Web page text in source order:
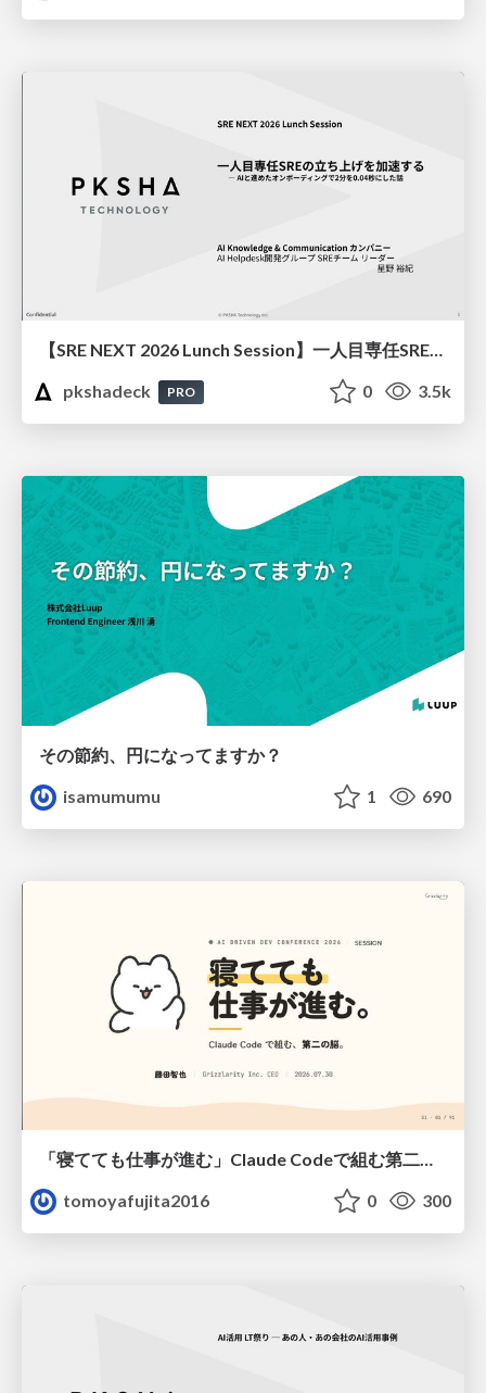
【SRE NEXT 2026 Lunch Session】一人目専任SREの立ち上げを加速する ― AIと進めたオンボーディングで2分を0.04秒にした話
pkshadeck
PRO 0 3.5k
その節約、円になってますか？
isamumumu
1 690
「寝てても仕事が進む」Claude Codeで組む第二の脳
tomoyafujita2016
0 300